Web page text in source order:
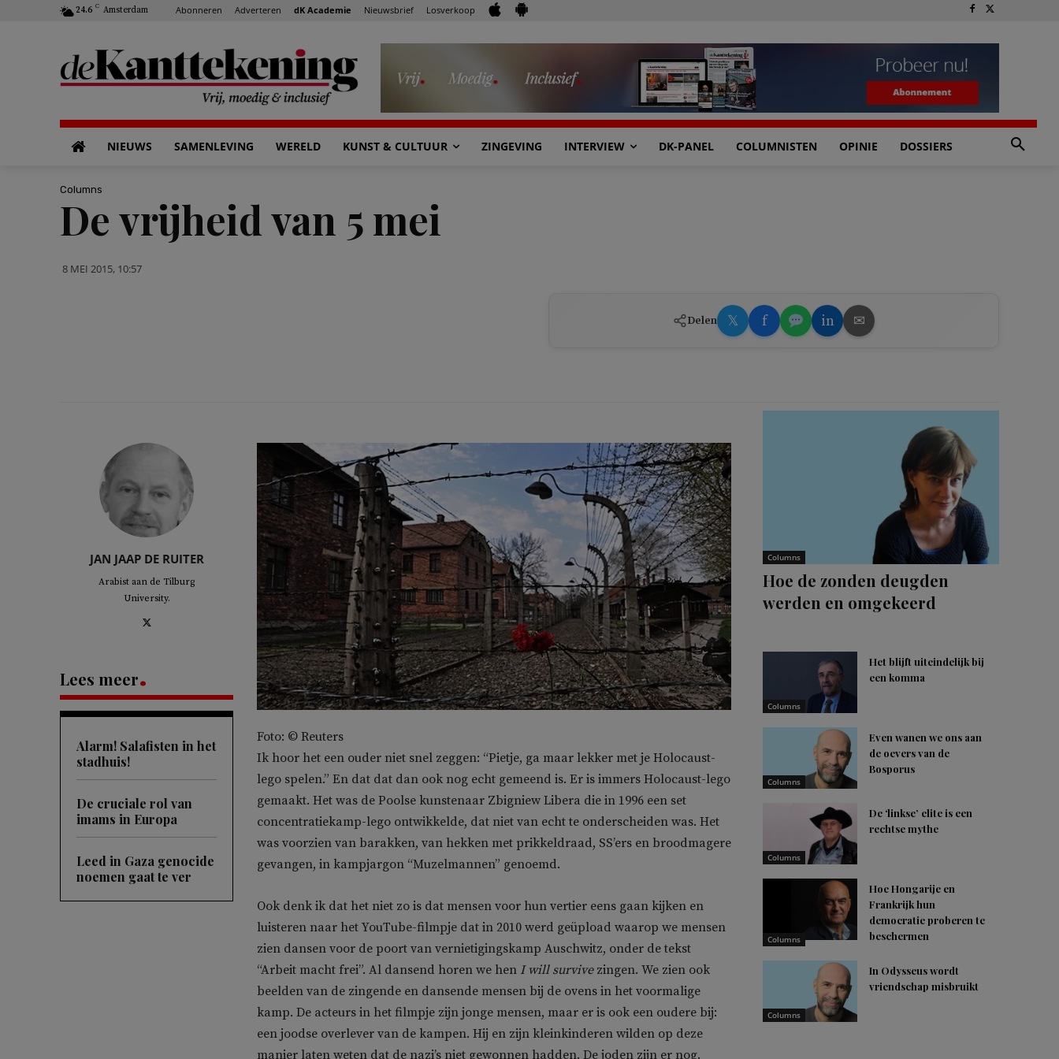
24.6 C Amsterdam Abonneren Adverteren dK Academie Nieuwsbrief Losverkoop
NIEUWS SAMENLEVING WERELD KUNST & CULTUUR ZINGEVING INTERVIEW DK-PANEL COLUMNISTEN OPINIE DOSSIERS
Columns
De vrijheid van 5 mei
8 MEI 2015, 10:57
Delen 𝕏 f in ✉
JAN JAAP DE RUITER
Arabist aan de Tilburg
University.
Lees meer
Alarm! Salafisten in het
stadhuis!
De cruciale rol van
imams in Europa
Leed in Gaza genocide
noemen gaat te ver
Foto: © Reuters
Ik hoor het een ouder niet snel zeggen: “Pietje, ga maar lekker met je Holocaust-
lego spelen.” En dat dat dan ook nog echt gemeend is. Er is immers Holocaust-lego
gemaakt. Het was de Poolse kunstenaar Zbigniew Libera die in 1996 een set
concentratiekamp-lego ontwikkelde, dat niet van echt te onderscheiden was. Het
was voorzien van barakken, van hekken met prikkeldraad, SS’ers en broodmagere
gevangen, in kampjargon “Muzelmannen” genoemd.
Ook denk ik dat het niet zo is dat mensen voor hun vertier eens gaan kijken en
luisteren naar het YouTube-filmpje dat in 2010 werd geüpload waarop we mensen
zien dansen voor de poort van vernietigingskamp Auschwitz, onder de tekst
“Arbeit macht frei”. Al dansend horen we hen I will survive zingen. We zien ook
beelden van de zingende en dansende mensen bij de ovens in het voormalige
kamp. De acteurs in het filmpje zijn jonge mensen, maar er is ook een oudere bij:
een joodse overlever van de kampen. Hij en zijn kleinkinderen wilden op deze
manier laten weten dat de nazi’s niet gewonnen hadden. De joden zijn er nog.
Columns
Hoe de zonden deugden
werden en omgekeerd
Columns
Het blijft uiteindelijk bij
een komma
Columns
Even wanen we ons aan
de oevers van de
Bosporus
Columns
De ‘linkse’ elite is een
rechtse mythe
Columns
Hoe Hongarije en
Frankrijk hun
democratie proberen te
beschermen
Columns
In Odysseus wordt
vriendschap misbruikt